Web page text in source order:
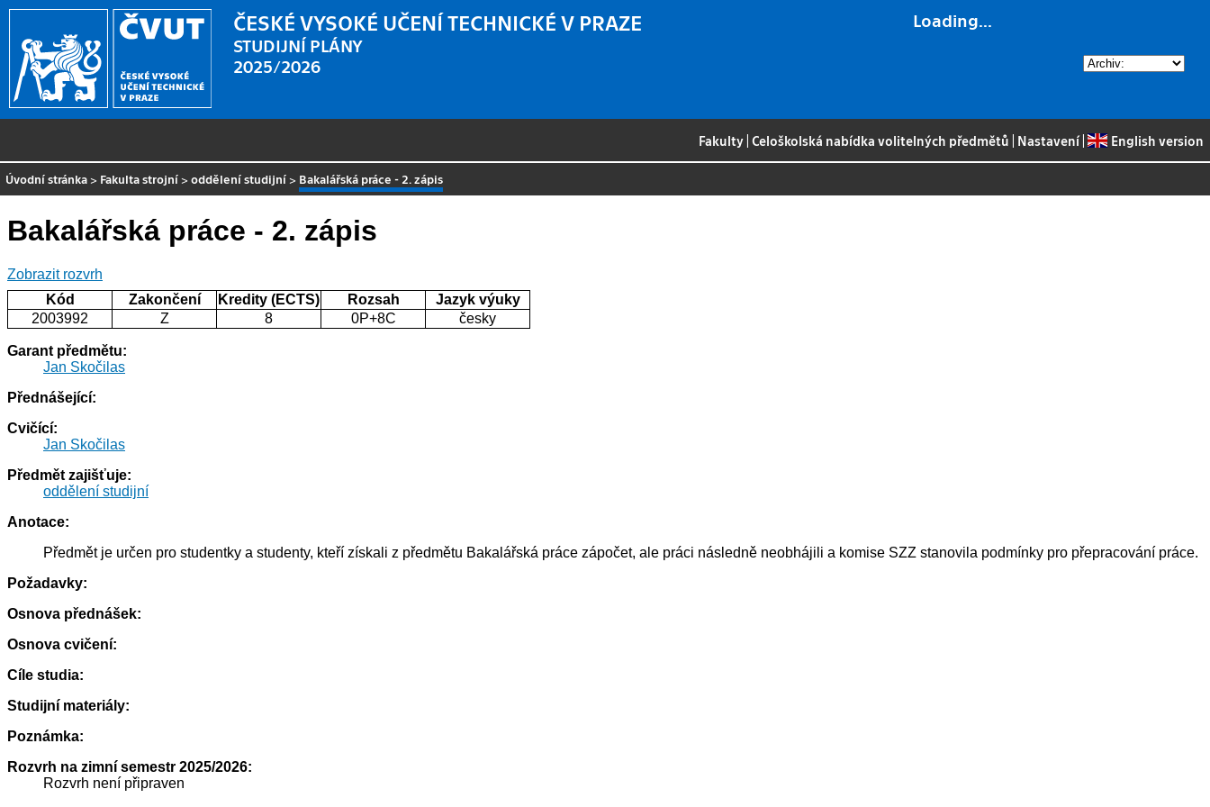
Loading...
ČESKÉ VYSOKÉ UČENÍ TECHNICKÉ V PRAZE
STUDIJNÍ PLÁNY
2025/2026
Fakulty |Celoškolská nabídka volitelných předmětů Nastavení| English version
Úvodní stránka > Fakulta strojní >oddělení studijní > Bakalářská práce - 2. zápis
Bakalářská práce - 2. zápis
Zobrazit rozvrh
Kód
Zakončení Kredity (ECTS) Rozsah
Jazyk výuky
2003992
Z 8 0P+8C česky
Garant předmětu:
Jan Skočilas
Přednášející:
Cvičící:
Jan Skočilas
Předmět zajišťuje:
oddělení studijní
Anotace:
Předmět je určen pro studentky a studenty, kteří získali z předmětu Bakalářská práce zápočet, ale práci následně neobhájili a komise SZZ stanovila podmínky pro přepracování práce.
Požadavky:
Osnova přednášek:
Osnova cvičení:
Cíle studia:
Studijní materiály:
Poznámka:
Rozvrh na zimní semestr 2025/2026:
Rozvrh není připraven